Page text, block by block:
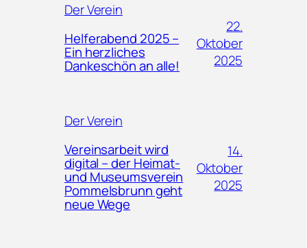
Der Verein
Helferabend 2025 –
Ein herzliches
Dankeschön an alle!
22.
Oktober
2025
Der Verein
Vereinsarbeit wird
digital – der Heimat-
und Museumsverein
Pommelsbrunn geht
neue Wege
14.
Oktober
2025